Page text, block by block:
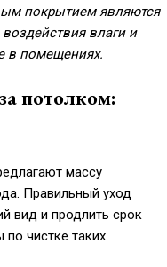
покрытием являются
влаги и
в помещениях.
потолком:
массу
Правильный уход
вид и продлить срок
чистке таких